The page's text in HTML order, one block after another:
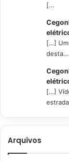
[...
[…] Um
desta...
[…]
Arquivos